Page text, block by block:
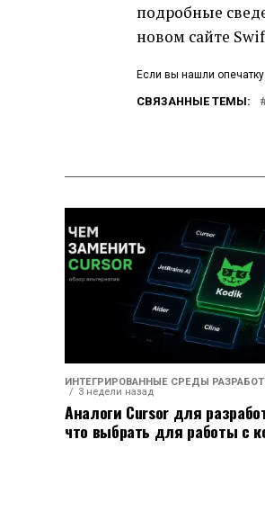
подробные
новом сайте
Если вы нашли
СВЯЗАННЫЕ ТЕМЫ:
ИНТЕГРИРОВАННЫЕ СРЕДЫ
3 недели назад
Аналоги Cursor для
что выбрать для работы с